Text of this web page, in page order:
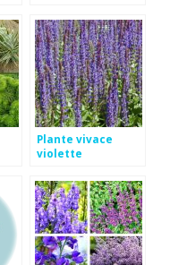
Plante vivace
violette